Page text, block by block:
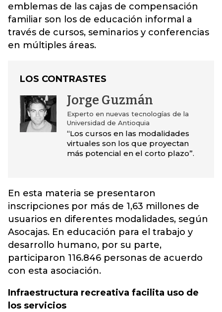
emblemas de las cajas de compensación
familiar son los de educación informal a
través de cursos, seminarios y conferencias
en múltiples áreas.
LOS CONTRASTES
Jorge Guzmán
Experto en nuevas tecnologías de la
Universidad de Antioquia
“Los cursos en las modalidades
virtuales son los que proyectan
más potencial en el corto plazo”.
En esta materia se presentaron
inscripciones por más de 1,63 millones de
usuarios en diferentes modalidades, según
Asocajas. En educación para el trabajo y
desarrollo humano, por su parte,
participaron 116.846 personas de acuerdo
con esta asociación.
Infraestructura recreativa facilita uso de
los servicios